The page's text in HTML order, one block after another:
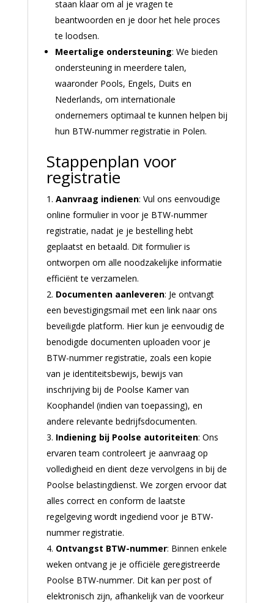
staan klaar om al je vragen te
beantwoorden en je door het hele proces
te loodsen.
Meertalige ondersteuning: We bieden
ondersteuning in meerdere talen,
waaronder Pools, Engels, Duits en
Nederlands, om internationale
ondernemers optimaal te kunnen helpen bij
hun BTW-nummer registratie in Polen.
Stappenplan voor
registratie
Aanvraag indienen: Vul ons eenvoudige
online formulier in voor je BTW-nummer
registratie, nadat je je bestelling hebt
geplaatst en betaald. Dit formulier is
ontworpen om alle noodzakelijke informatie
efficiënt te verzamelen.
Documenten aanleveren: Je ontvangt
een bevestigingsmail met een link naar ons
beveiligde platform. Hier kun je eenvoudig de
benodigde documenten uploaden voor je
BTW-nummer registratie, zoals een kopie
van je identiteitsbewijs, bewijs van
inschrijving bij de Poolse Kamer van
Koophandel (indien van toepassing), en
andere relevante bedrijfsdocumenten.
Indiening bij Poolse autoriteiten: Ons
ervaren team controleert je aanvraag op
volledigheid en dient deze vervolgens in bij de
Poolse belastingdienst. We zorgen ervoor dat
alles correct en conform de laatste
regelgeving wordt ingediend voor je BTW-
nummer registratie.
Ontvangst BTW-nummer: Binnen enkele
weken ontvang je je officiële geregistreerde
Poolse BTW-nummer. Dit kan per post of
elektronisch zijn, afhankelijk van de voorkeur